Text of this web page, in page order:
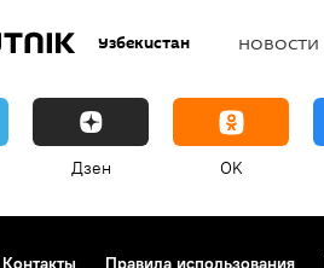
Узбекистан НОВОСТИ
Дзен OK
Контакты Правила использования